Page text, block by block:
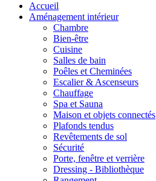
Accueil
Aménagement intérieur
Chambre
Bien-être
Cuisine
Salles de bain
Poêles et Cheminées
Escalier & Ascenseurs
Chauffage
Spa et Sauna
Maison et objets connectés
Plafonds tendus
Revêtements de sol
Sécurité
Porte, fenêtre et verrière
Dressing - Bibliothèque